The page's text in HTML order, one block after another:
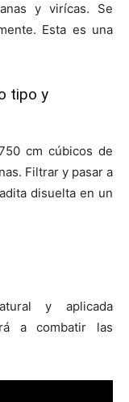
y virícas. Se
Esta es una
tipo y
cm cúbicos de
Filtrar y pasar a
disuelta en un
y aplicada
a combatir las